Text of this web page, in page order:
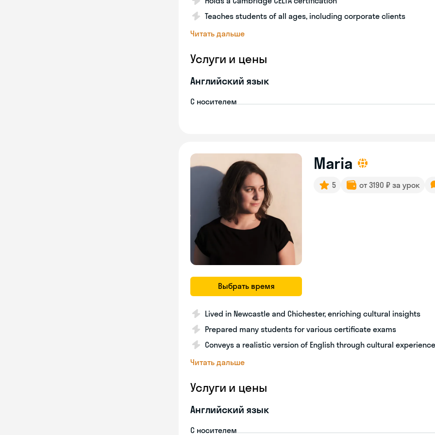
Teaches students of all ages, including corporate clients
Читать дальше
Услуги и цены
Английский язык
С носителем
Выбрать время
Maria
5 от 3190 ₽ за урок
Lived in Newcastle and Chichester, enriching cultural insights
Prepared many students for various certificate exams
Conveys a realistic version of English through cultural
Читать дальше
Услуги и цены
Английский язык
С носителем